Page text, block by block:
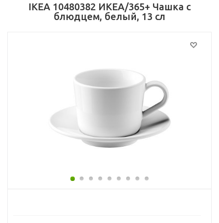
IKEA 10480382 ИКЕА/365+ Чашка с
блюдцем, белый, 13 сл